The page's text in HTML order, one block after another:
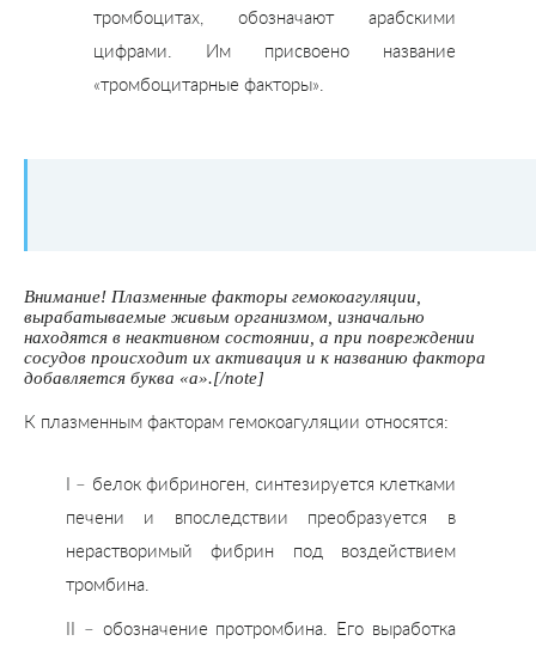
тромбоцитах, обозначают арабскими
цифрами. Им присвоено название
«тромбоцитарные факторы».
Внимание! Плазменные факторы гемокоагуляции,
вырабатываемые живым организмом, изначально
находятся в неактивном состоянии, а при повреждении
сосудов происходит их активация и к названию фактора
добавляется буква «а».[/note]
К плазменным факторам гемокоагуляции относятся:
I – белок фибриноген, синтезируется клетками
печени и впоследствии преобразуется в
нерастворимый фибрин под воздействием
тромбина.
II – обозначение протромбина. Его выработка